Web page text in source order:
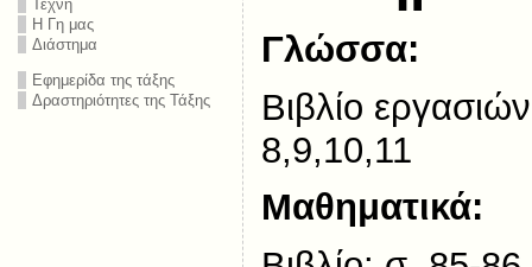
Τέχνη
Η Γη μας
Διάστημα
Εφημερίδα της τάξης
Δραστηριότητες της Τάξης
Γλώσσα:
Βιβλίο
8,9,10,11
Μαθηματικά: